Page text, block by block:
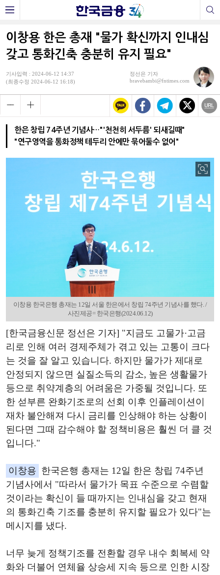
이창용 한은 총재 "물가 확신까지 인내심
갖고 통화긴축 충분히 유지 필요"
기사입력 : 2024-06-12 14:37
(최종수정 2024-06-12 16:18)
정선은 기자
bravebambi@fntimes.com
한은 창립 74주년 기념사…"'천천히 서두름' 되새길때"
"연구영역을 통화정책 테두리 안에만 묶어둘수 없어"
이창용 한국은행 총재는 12일 서울 한은에서 창립 74주년 기념사를 했다. /
사진제공= 한국은행(2024.06.12)
[한국금융신문 정선은 기자] "지금도 고물가·고금
리로 인해 여러 경제주체가 겪고 있는 고통이 크다
는 것을 잘 알고 있습니다. 하지만 물가가 제대로
안정되지 않으면 실질소득의 감소, 높은 생활물가
등으로 취약계층의 어려움은 가중될 것입니다. 또
한 섣부른 완화기조로의 선회 이후 인플레이션이
재차 불안해져 다시 금리를 인상해야 하는 상황이
된다면 그때 감수해야 할 정책비용은 훨씬 더 클 것
입니다."
이창용 한국은행 총재는 12일 한은 창립 74주년
기념사에서 "따라서 물가가 목표 수준으로 수렴할
것이라는 확신이 들 때까지는 인내심을 갖고 현재
의 통화긴축 기조를 충분히 유지할 필요가 있다"는
메시지를 냈다.
너무 늦게 정책기조를 전환할 경우 내수 회복세 약
화와 더불어 연체율 상승세 지속 등으로 인한 시장